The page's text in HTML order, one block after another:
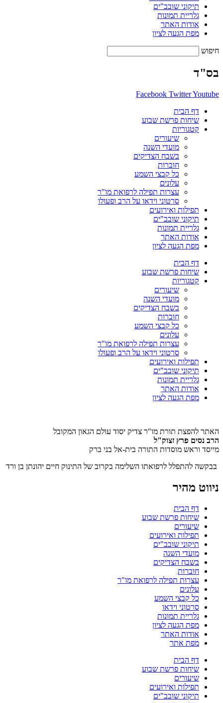
תיקוני שובב"ים
גלריית תמונות
אודות האתר
מפת הגעה לציון
חיפוש
בס"ד
Facebook TwitterYoutube
דף הבית
שיחות פרשת שבוע
קטגוריות
שיעורים
מועדי השנה
בשבח הצדיקים
חוברות
כל קבצי השמע
עלונים
עצרות תפילה לרפואת מו"ר
סרטוני וידאו על הרב ופעולו
תפילות ואירועים
תיקוני שובב"ים
גלריית תמונות
אודות האתר
מפת הגעה לציון
דף הבית
שיחות פרשת שבוע
קטגוריות
שיעורים
מועדי השנה
בשבח הצדיקים
חוברות
כל קבצי השמע
עלונים
עצרות תפילה לרפואת מו"ר
סרטוני וידאו על הרב ופעולו
תפילות ואירועים
תיקוני שובב"ים
גלריית תמונות
אודות האתר
מפת הגעה לציון
האתר להפצת תורת מו"ר צדיק יסוד עולם הגאון המקובל
הרב נסים פרץ זצוק"ל
מייסד וראש מוסדות התורה בית-אל בני ברק
בבקשה להתפלל לרפואתו השלימה בקרוב של התינוק חיים יהונתן בן ורד
ניווט מהיר
דף הבית
שיחות פרשת שבוע
שיעורים
תפילות ואירועים
תיקוני שובב"ים
מועדי השנה
בשבח הצדיקים
חוברות
עצרות תפילה לרפואת מו"ר
עלונים
כל קבצי השמע
סרטוני וידאו
גלריית תמונות
מפת הגעה לציון
אודות האתר
מפת אתר
דף הבית
שיחות פרשת שבוע
שיעורים
תפילות ואירועים
תיקוני שובב"ים